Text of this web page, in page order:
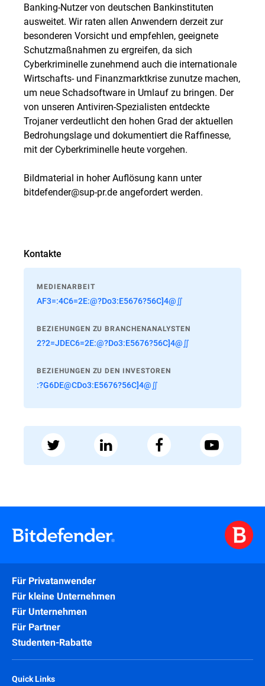
Banking-Nutzer von deutschen Bankinstituten
ausweitet. Wir raten allen Anwendern derzeit zur
besonderen Vorsicht und empfehlen, geeignete
Schutzmaßnahmen zu ergreifen, da sich
Cyberkriminelle zunehmend auch die internationale
Wirtschafts- und Finanzmarktkrise zunutze machen,
um neue Schadsoftware in Umlauf zu bringen. Der
von unseren Antiviren-Spezialisten entdeckte
Trojaner verdeutlicht den hohen Grad der aktuellen
Bedrohungslage und dokumentiert die Raffinesse,
mit der Cyberkriminelle heute vorgehen.
Bildmaterial in hoher Auflösung kann unter
bitdefender@sup-pr.de angefordert werden.
Kontakte
MEDIENARBEIT
AF3=:4C6=2E:@?Do3:E5676?56C]4@∬
BEZIEHUNGEN ZU BRANCHENANALYSTEN
2?2=JDEC6=2E:@?Do3:E5676?56C]4@∬
BEZIEHUNGEN ZU DEN INVESTOREN
:?G6DE@CDo3:E5676?56C]4@∬
Für Privatanwender
Für kleine Unternehmen
Für Unternehmen
Für Partner
Studenten-Rabatte
Quick Links